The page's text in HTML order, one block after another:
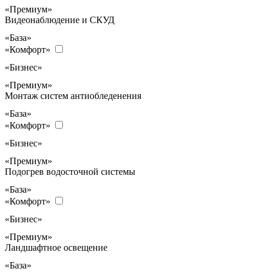
«Премиум»
Видеонаблюдение и СКУД
«База»
«Комфорт»
«Бизнес»
«Премиум»
Монтаж систем антиобледенения
«База»
«Комфорт»
«Бизнес»
«Премиум»
Подогрев водосточной системы
«База»
«Комфорт»
«Бизнес»
«Премиум»
Ландшафтное освещение
«База»